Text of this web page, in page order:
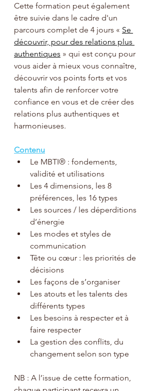
Cette formation peut également
être suivie dans le cadre d'un
parcours complet de 4 jours « Se
découvrir, pour des relations plus
authentiques » qui est conçu pour
vous aider à mieux vous connaître,
découvrir vos points forts et vos
talents afin de renforcer votre
confiance en vous et de créer des
relations plus authentiques et
harmonieuses.
Contenu
Le MBTI® : fondements,
validité et utilisations
Les 4 dimensions, les 8
préférences, les 16 types
Les sources / les déperditions
d’énergie
Les modes et styles de
communication
Tête ou cœur : les priorités de
décisions
Les façons de s’organiser
Les atouts et les talents des
différents types
Les besoins à respecter et à
faire respecter
La gestion des conflits, du
changement selon son type
NB : A l’issue de cette formation,